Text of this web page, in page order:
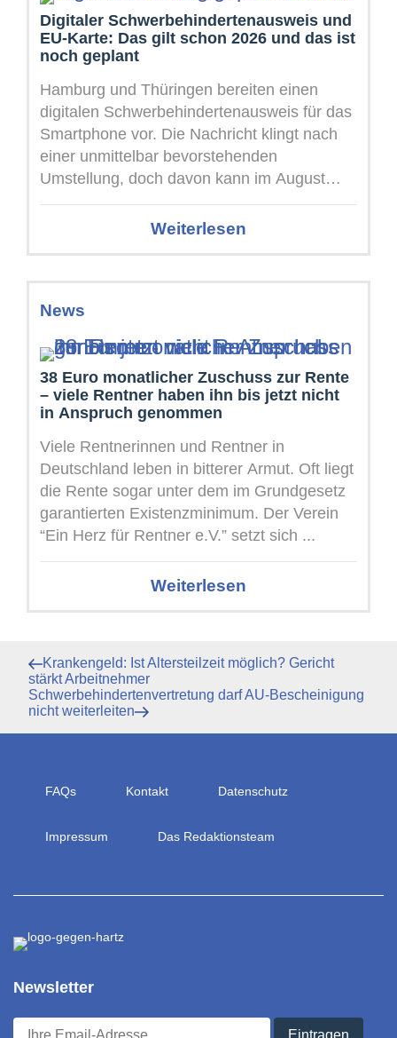
Digitaler Schwerbehindertenausweis und
EU-Karte: Das gilt schon 2026 und das ist
noch geplant
Hamburg und Thüringen bereiten einen
digitalen Schwerbehindertenausweis für das
Smartphone vor. Die Nachricht klingt nach
einer unmittelbar bevorstehenden
Umstellung, doch davon kann im August
2026 noch keine Rede sein: Das ...
Weiterlesen
News
38 Euro monatlicher Zuschuss zur Rente
– viele Rentner haben ihn bis jetzt nicht
in Anspruch genommen
Viele Rentnerinnen und Rentner in
Deutschland leben in bitterer Armut. Oft liegt
die Rente sogar unter dem im Grundgesetz
garantierten Existenzminimum. Der Verein
“Ein Herz für Rentner e.V.” setzt sich ...
Weiterlesen
Beitragsnavigation
Vorheriger
Beitrag
Krankengeld: Ist Altersteilzeit möglich? Gericht
stärkt Arbeitnehmer
Nächster
Beitrag
Schwerbehindertenvertretung darf AU-Bescheinigung
nicht weiterleiten
FAQs Kontakt Datenschutz
Impressum Das Redaktionsteam
Newsletter